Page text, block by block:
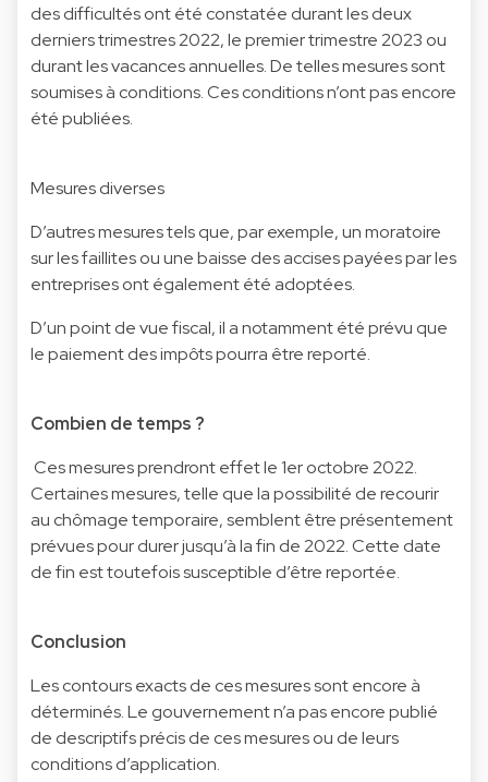
des difficultés ont été constatée durant les deux
derniers trimestres 2022, le premier trimestre 2023 ou
durant les vacances annuelles. De telles mesures sont
soumises à conditions. Ces conditions n’ont pas encore
été publiées.
Mesures diverses
D’autres mesures tels que, par exemple, un moratoire
sur les faillites ou une baisse des accises payées par les
entreprises ont également été adoptées.
D’un point de vue fiscal, il a notamment été prévu que
le paiement des impôts pourra être reporté.
Combien de temps ?
Ces mesures prendront effet le 1er octobre 2022.
Certaines mesures, telle que la possibilité de recourir
au chômage temporaire, semblent être présentement
prévues pour durer jusqu’à la fin de 2022. Cette date
de fin est toutefois susceptible d’être reportée.
Conclusion
Les contours exacts de ces mesures sont encore à
déterminés. Le gouvernement n’a pas encore publié
de descriptifs précis de ces mesures ou de leurs
conditions d’application.